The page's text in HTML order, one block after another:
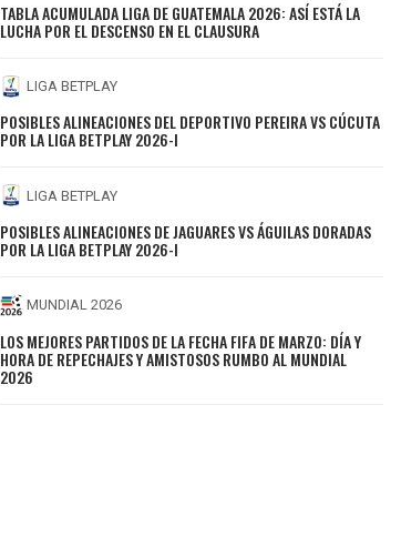
TABLA ACUMULADA LIGA DE GUATEMALA 2026: ASÍ ESTÁ LA
LUCHA POR EL DESCENSO EN EL CLAUSURA
LIGA BETPLAY
POSIBLES ALINEACIONES DEL DEPORTIVO PEREIRA VS CÚCUTA
POR LA LIGA BETPLAY 2026-I
LIGA BETPLAY
POSIBLES ALINEACIONES DE JAGUARES VS ÁGUILAS DORADAS
POR LA LIGA BETPLAY 2026-I
MUNDIAL 2026
LOS MEJORES PARTIDOS DE LA FECHA FIFA DE MARZO: DÍA Y
HORA DE REPECHAJES Y AMISTOSOS RUMBO AL MUNDIAL
2026